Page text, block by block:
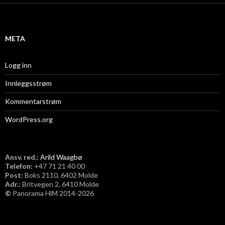
i
META
Logg inn
Innleggsstrøm
Kommentarstrøm
WordPress.org
Ansv. red.: Arild Waagbø
Telefon: ​+47 71 21 40 00
Post: Boks 2110, 6402 Molde
Adr.: Britvegen 2, 6410 Molde
© Panorama HiM 2014-2026